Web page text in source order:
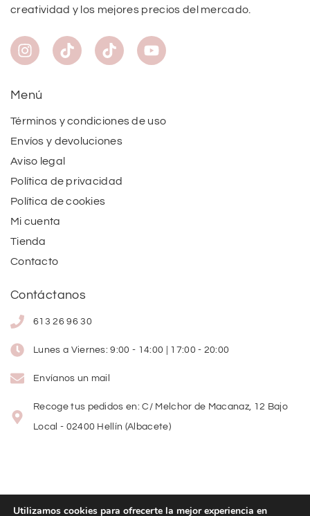
creatividad y los mejores precios del mercado.
Menú
Términos y condiciones de uso
Envíos y devoluciones
Aviso legal
Política de privacidad
Política de cookies
Mi cuenta
Tienda
Contacto
Contáctanos
613 26 96 30
Lunes a Viernes: 9:00 - 14:00 | 17:00 - 20:00
Envíanos un mail
Recoge tus pedidos en: C/ Melchor de Macanaz, 12 Bajo
Local - 02400 Hellín (Albacete)
Utilizamos cookies para ofrecerte la mejor experiencia en